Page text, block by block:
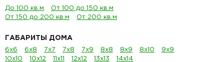
До 100 кв.м
От 100 до 150 кв.м
От 150 до 200 кв.м
От 200 кв.м
ГАБАРИТЫ ДОМА
6х6 6х8 7х7 7х8 7х9 8х8 8х9 8х10
9х9
10х10
10х12 11х11 12х12 13х13
14х14